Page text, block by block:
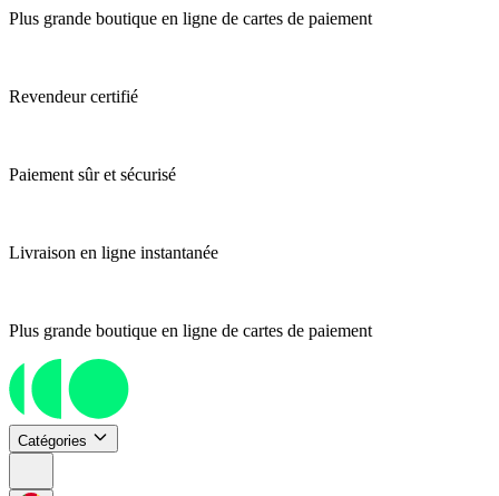
Plus grande boutique en ligne de cartes de paiement
Revendeur certifié
Paiement sûr et sécurisé
Livraison en ligne instantanée
Plus grande boutique en ligne de cartes de paiement
Catégories